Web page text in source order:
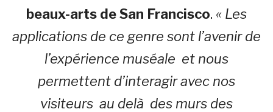
beaux-arts de San Francisco. « Les
applications de ce genre sont l’avenir de
l’expérience muséale et nous
permettent d’interagir avec nos
visiteurs au delà des murs des